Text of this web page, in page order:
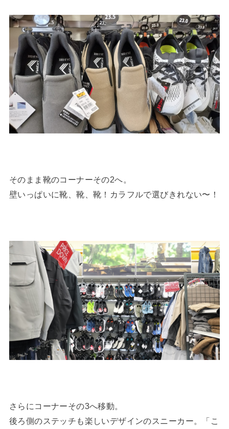
そのまま靴のコーナーその2へ。
壁いっぱいに靴、靴、靴！カラフルで選びきれない〜！
さらにコーナーその3へ移動。
後ろ側のステッチも楽しいデザインのスニーカー。「こ